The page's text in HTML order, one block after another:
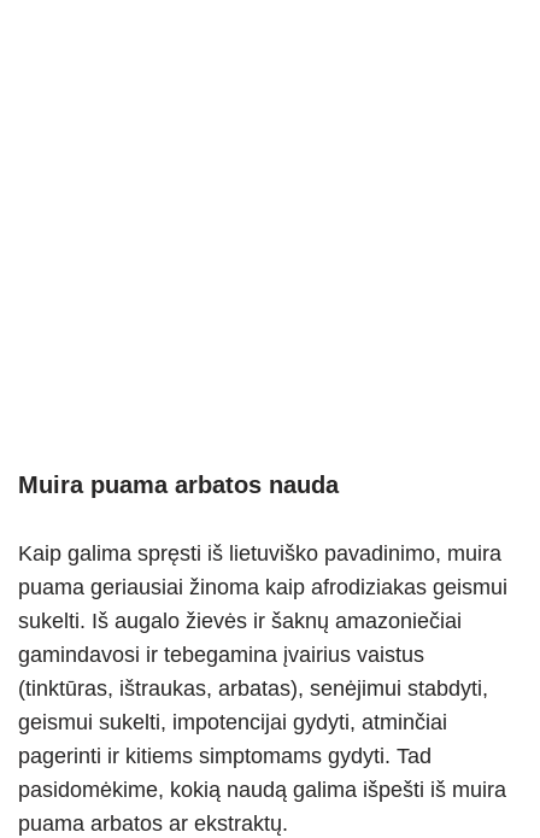
Muira puama arbatos nauda
Kaip galima spręsti iš lietuviško pavadinimo, muira
puama geriausiai žinoma kaip afrodiziakas geismui
sukelti. Iš augalo žievės ir šaknų amazoniečiai
gamindavosi ir tebegamina įvairius vaistus
(tinktūras, ištraukas, arbatas), senėjimui stabdyti,
geismui sukelti, impotencijai gydyti, atminčiai
pagerinti ir kitiems simptomams gydyti. Tad
pasidomėkime, kokią naudą galima išpešti iš muira
puama arbatos ar ekstraktų.